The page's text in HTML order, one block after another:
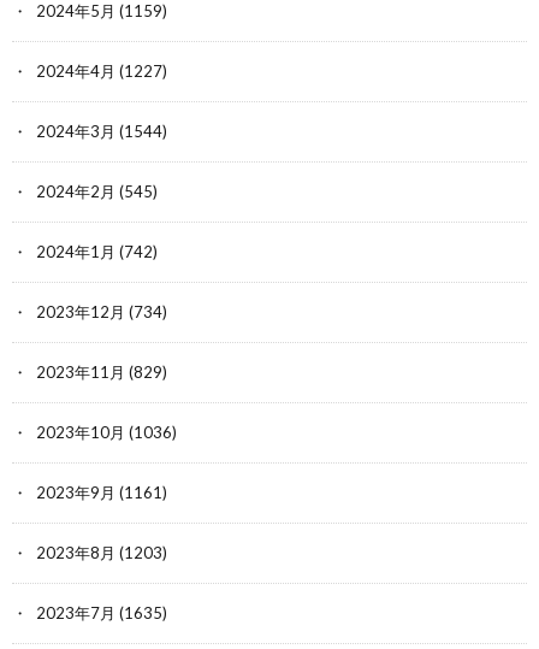
2024年5月 (1159)
2024年4月 (1227)
2024年3月 (1544)
2024年2月 (545)
2024年1月 (742)
2023年12月 (734)
2023年11月 (829)
2023年10月 (1036)
2023年9月 (1161)
2023年8月 (1203)
2023年7月 (1635)